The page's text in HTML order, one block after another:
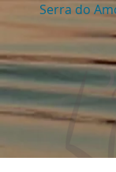
Serra do